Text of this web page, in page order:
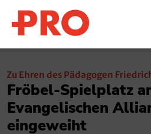
Zu Ehren des Pädagogen
Fröbel-Spielplatz
Evangelischen
eingeweiht